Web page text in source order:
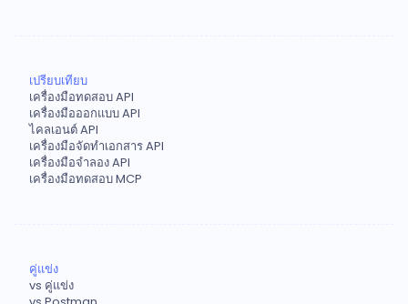
เปรียบเทียบ
เครื่องมือทดสอบ API
เครื่องมือออกแบบ API
ไคลเอนต์ API
เครื่องมือจัดทำเอกสาร API
เครื่องมือจำลอง API
เครื่องมือทดสอบ MCP
คู่แข่ง
vs คู่แข่ง